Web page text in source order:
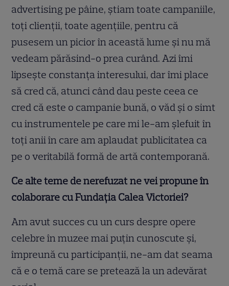
advertising pe pâine, ştiam toate campaniile,
toţi clienţii, toate agenţiile, pentru că
pusesem un picior în această lume şi nu mă
vedeam părăsind-o prea curând. Azi îmi
lipseşte constanţa interesului, dar îmi place
să cred că, atunci când dau peste ceea ce
cred că este o campanie bună, o văd şi o simt
cu instrumentele pe care mi le-am şlefuit în
toţi anii în care am aplaudat publicitatea ca
pe o veritabilă formă de artă contemporană.
Ce alte teme de nerefuzat ne vei propune în
colaborare cu Fundația Calea Victoriei?
Am avut succes cu un curs despre opere
celebre în muzee mai puţin cunoscute şi,
împreună cu participanţii, ne-am dat seama
că e o temă care se pretează la un adevărat